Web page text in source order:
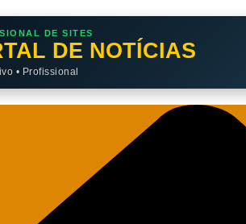
DE SITES
DE NOTÍCIAS
• Profissional